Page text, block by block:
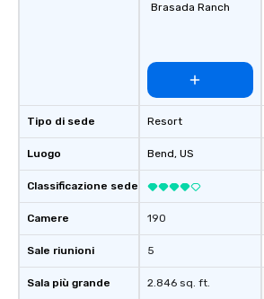
Tipo di sede
Luogo
Classificazione sede
Camere
Sale riunioni
Sala più grande
Brasada Ranch
Resort
Bend, US
190
5
2.846 sq. ft.